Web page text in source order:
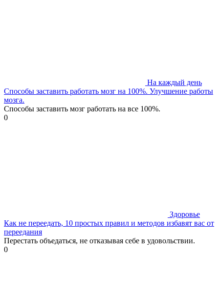
На каждый день
Способы заставить работать мозг на 100%. Улучшение работы
мозга.
Способы заставить мозг работать на все 100%.
0
Здоровье
Как не переедать, 10 простых правил и методов избавят вас от
переедания
Перестать объедаться, не отказывая себе в удовольствии.
0